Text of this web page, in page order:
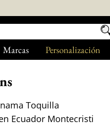
Personalización
Marcas
Toquilla
Ecuador Montecristi